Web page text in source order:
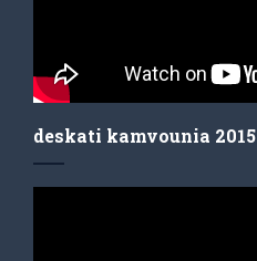
deskati kamvounia 2015